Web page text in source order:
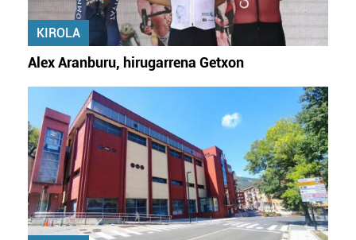
KIROLA
Alex Aranburu, hirugarrena Getxon